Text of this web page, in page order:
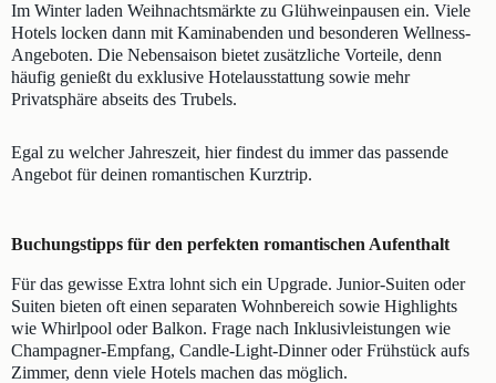
Im Winter laden Weihnachtsmärkte zu Glühweinpausen ein. Viele
Hotels locken dann mit Kaminabenden und besonderen Wellness-
Angeboten. Die Nebensaison bietet zusätzliche Vorteile, denn
häufig genießt du exklusive Hotelausstattung sowie mehr
Privatsphäre abseits des Trubels.
Egal zu welcher Jahreszeit, hier findest du immer das passende
Angebot für deinen romantischen Kurztrip.
Buchungstipps für den perfekten romantischen Aufenthalt
Für das gewisse Extra lohnt sich ein Upgrade. Junior-Suiten oder
Suiten bieten oft einen separaten Wohnbereich sowie Highlights
wie Whirlpool oder Balkon. Frage nach Inklusivleistungen wie
Champagner-Empfang, Candle-Light-Dinner oder Frühstück aufs
Zimmer, denn viele Hotels machen das möglich.